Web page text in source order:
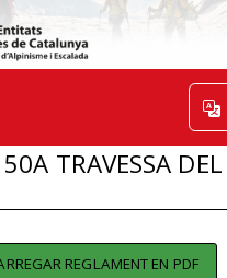
TRAVESSA DEL
REGLAMENT EN PDF